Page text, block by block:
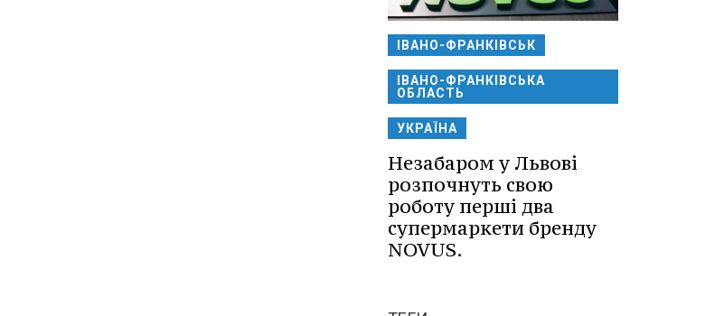
ІВАНО-ФРАНКІВСЬК
ІВАНО-ФРАНКІВСЬКА
ОБЛАСТЬ
УКРАЇНА
Незабаром у Львові
розпочнуть свою
роботу перші два
супермаркети бренду
NOVUS.